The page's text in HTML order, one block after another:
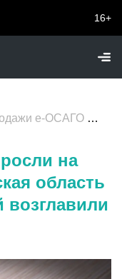
16+
на 67%: Москва, Московская область и Краснодарский край возглавили рейтинг РСА
на
область
возглавили